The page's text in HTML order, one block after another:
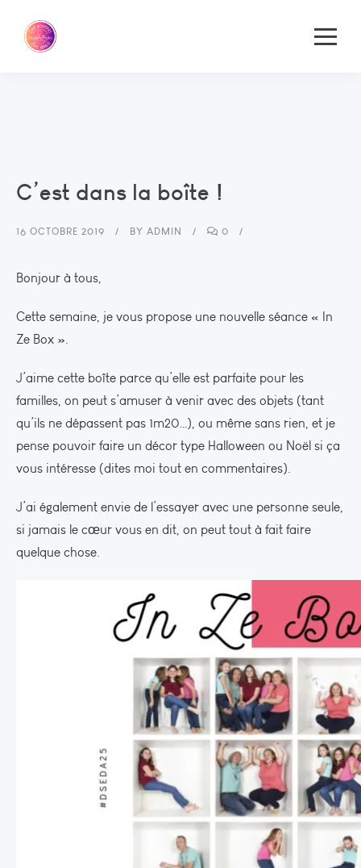
C’est dans la boîte !
16 OCTOBRE 2019 BY ADMIN 0
Bonjour à tous,
Cette semaine, je vous propose une nouvelle séance « In
Ze Box ».
J’aime cette boîte parce qu’elle est parfaite pour les
familles, on peut s’amuser à venir avec des objets (tant
qu’ils ne dépassent pas 1m20…), ou même sans rien, et je
pense pouvoir faire un décor type Halloween ou Noël si ça
vous intéresse (dites moi tout en commentaires).
J’ai également envie de l’essayer avec une personne seule,
si jamais le cœur vous en dit, on peut tout à fait faire
quelque chose.